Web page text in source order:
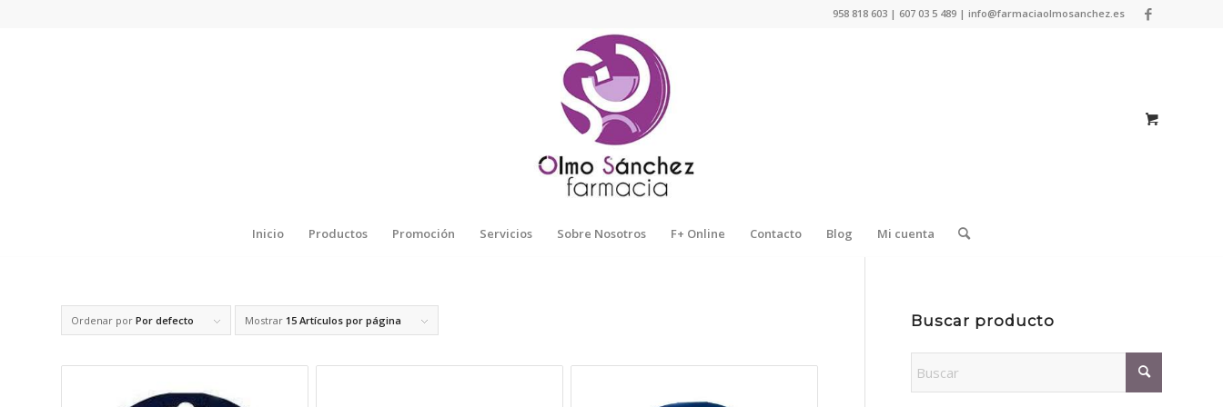
958 818 603 | 607 03 5 489 | info@farmaciaolmosanchez.es
Inicio Productos Promoción Servicios Sobre Nosotros F+ Online Contacto Blog Mi cuenta
Ordenar por Por defecto Mostrar 15 Artículos por página Buscar producto